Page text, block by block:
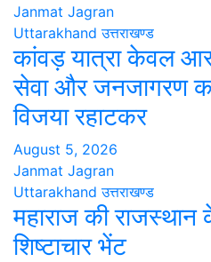
Janmat Jagran
Uttarakhand उत्तराखण्ड
कांवड़ यात्रा केवल
सेवा और जनजागरण का
विजया रहाटकर
August 5, 2026
Janmat Jagran
Uttarakhand उत्तराखण्ड
महाराज की
शिष्टाचार भेंट